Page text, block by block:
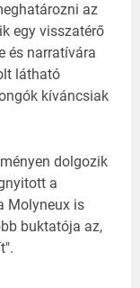
az
egy visszatérő
és narratívára
látható
kíváncsiak
dolgozik
a
Molyneux is
buktatója az,